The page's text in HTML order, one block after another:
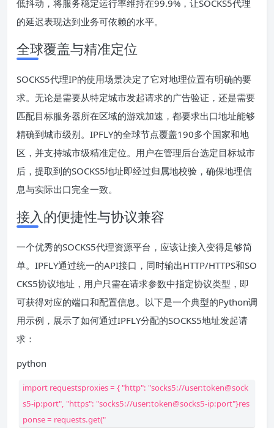
低抖动，将服务稳定运行率维持在99.9%，让SOCKS5代理
的延迟表现达到业务可依赖的水平。
全球覆盖与精准定位
SOCKS5代理IP的使用场景决定了它对地理位置有明确的要
求。无论是需要从特定城市发起请求的广告验证，还是需要
匹配目标服务器所在区域的游戏加速，都要求出口地址能够
精确到城市级别。IPFLY的全球节点覆盖190多个国家和地
区，并支持城市级精准定位。用户在管理后台选定目标城市
后，提取到的SOCKS5地址即经过归属地校验，确保地理信
息与实际出口完全一致。
接入的便捷性与协议兼容
一个优秀的SOCKS5代理资源平台，应该让接入变得足够简
单。IPFLY通过统一的API接口，同时输出HTTP/HTTPS和SO
CKS5协议地址，用户只需在请求参数中指定协议类型，即
可获得对应的端口和配置信息。以下是一个典型的Python调
用示例，展示了如何通过IPFLY分配的SOCKS5地址发起请
求：
python
import requestsproxies = { "http": "socks5://user:token@sock
s5-ip:port", "https": "socks5://user:token@socks5-ip:port"}res
ponse = requests.get("